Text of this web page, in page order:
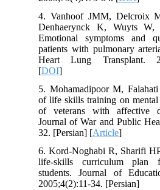
4. Vanhoof JMM, Delcroix
Denhaerynck K, Wuyts
Emotional symptoms
patients with pulmonary
Heart Lung Transplant.
[DOI
5. Mohamadipoor M,
of life skills training on
of veterans with affective
Journal of War and Public
32. [Persian] [Article
6. Kord-Noghabi R, Sharifi
life-skills curriculum
students. Journal of
2005;4(2):11-34. [Persian]